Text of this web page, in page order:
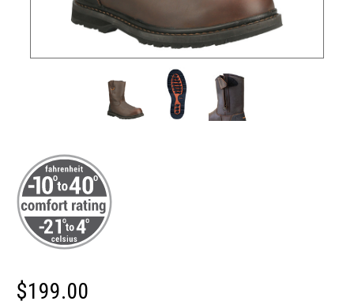
$199.00